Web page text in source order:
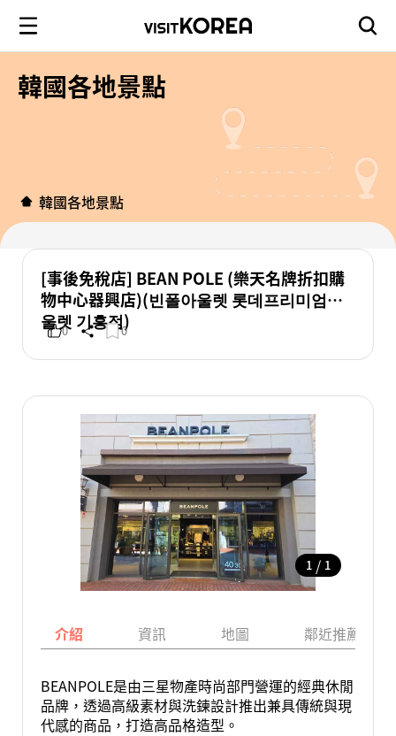
韓國各地景點
韓國各地景點
[事後免稅店] BEAN POLE (樂天名牌折扣購
物中心器興店)(빈폴아울렛 롯데프리미엄아
울렛 기흥점)
0 0
1 / 1
介紹 資訊 地圖 鄰近推薦景點
BEANPOLE是由三星物產時尚部門營運的經典休閒
品牌，透過高級素材與洗鍊設計推出兼具傳統與現
代感的商品，打造高品格造型。